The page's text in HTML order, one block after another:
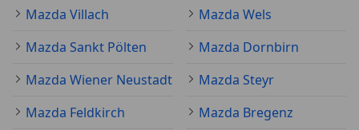
Mazda Villach
Mazda Wels
Mazda Sankt Pölten
Mazda Dornbirn
Mazda Wiener Neustadt
Mazda Steyr
Mazda Feldkirch
Mazda Bregenz